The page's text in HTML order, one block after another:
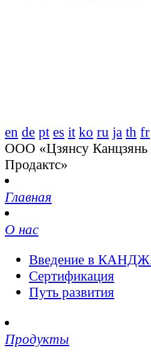
en de pt es it ko ru ja th fr
ООО «Цзянсу Канцзянь
Продактс»
Главная
О нас
Введение в
Сертификация
Путь развития
Продукты